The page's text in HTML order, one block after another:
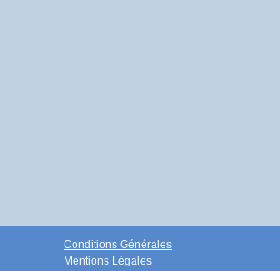
Conditions Générales
Mentions Légales